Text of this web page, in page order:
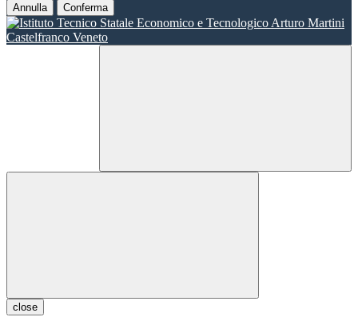
Annulla Conferma
close